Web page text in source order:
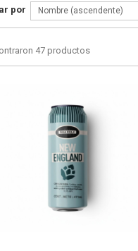
por Nombre (ascendente)
47 productos